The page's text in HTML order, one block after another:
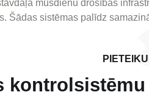
mūsdienu drošības
Šādas sistēmas palīdz